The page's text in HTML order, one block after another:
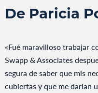
De Paricia
«Fué maravilloso trabajar
Swapp & Associates
segura de saber que mis
cubiertas y que me darían